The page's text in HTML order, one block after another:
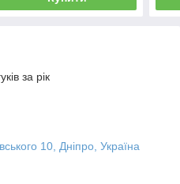
за рік
10, Дніпро, Україна